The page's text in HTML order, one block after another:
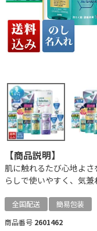
【商品説明】
肌に触れるたび心地よ
らしで使いやすく、気兼
全国配送
簡易包装
商品番号 2601462